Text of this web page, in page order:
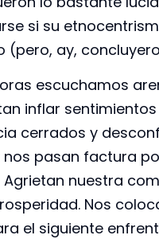
si su
(pero, ay,
escuchamos
inflar
cerrados y
nos pasan factura
nuestra
Nos
el siguiente